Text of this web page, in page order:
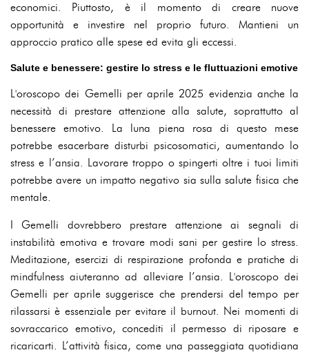
economici. Piuttosto, è il momento di creare nuove
opportunità e investire nel proprio futuro. Mantieni un
approccio pratico alle spese ed evita gli eccessi.
Salute e benessere: gestire lo stress e le fluttuazioni emotive
L'oroscopo dei Gemelli per aprile 2025 evidenzia anche la
necessità di prestare attenzione alla salute, soprattutto al
benessere emotivo. La luna piena rosa di questo mese
potrebbe esacerbare disturbi psicosomatici, aumentando lo
stress e l’ansia. Lavorare troppo o spingerti oltre i tuoi limiti
potrebbe avere un impatto negativo sia sulla salute fisica che
mentale.
I Gemelli dovrebbero prestare attenzione ai segnali di
instabilità emotiva e trovare modi sani per gestire lo stress.
Meditazione, esercizi di respirazione profonda e pratiche di
mindfulness aiuteranno ad alleviare l’ansia. L'oroscopo dei
Gemelli per aprile suggerisce che prendersi del tempo per
rilassarsi è essenziale per evitare il burnout. Nei momenti di
sovraccarico emotivo, concediti il permesso di riposare e
ricaricarti. L’attività fisica, come una passeggiata quotidiana